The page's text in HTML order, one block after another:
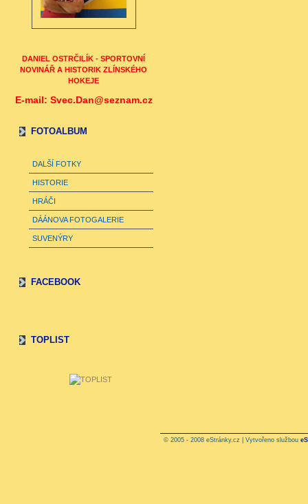
DANIEL OSTRČILÍK - SPORTOVNÍ
NOVINÁŘ A HISTORIK ZLÍNSKÉHO
HOKEJE
E-mail: Svec.Dan@seznam.cz
FOTOALBUM
DALŠÍ FOTKY
HISTORIE
HRÁČI
DÁÁNOVA FOTOGALERIE
SUVENÝRY
FACEBOOK
TOPLIST
© 2005 - 2008 eStránky.cz | Vytvořeno službou